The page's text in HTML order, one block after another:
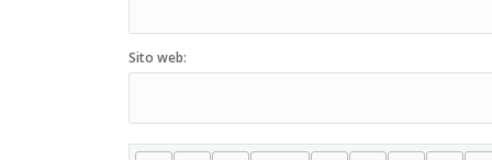
Sito web: